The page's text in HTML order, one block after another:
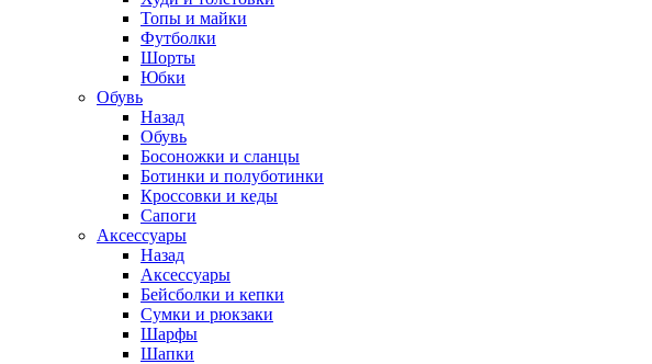
Топы и майки
Футболки
Шорты
Юбки
Обувь
Назад
Обувь
Босоножки и сланцы
Ботинки и полуботинки
Кроссовки и кеды
Сапоги
Аксессуары
Назад
Аксессуары
Бейсболки и кепки
Сумки и рюкзаки
Шарфы
Шапки